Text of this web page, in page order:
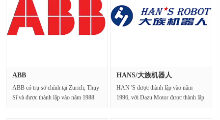
ABB
ABB có trụ sở chính tại Zurich, Thụy
Sĩ và được thành lập vào năm 1988
HANS/大族机器人
HAN 'S được thành lập vào năm
1996, với Dazu Motor được thành lập